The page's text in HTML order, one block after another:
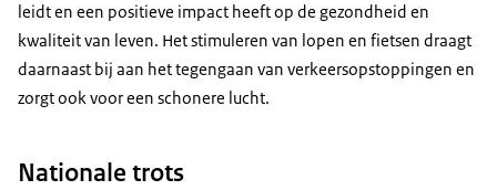
leidt en een positieve impact heeft op de gezondheid en
kwaliteit van leven. Het stimuleren van lopen en fietsen draagt
daarnaast bij aan het tegengaan van verkeersopstoppingen en
zorgt ook voor een schonere lucht.
Nationale trots